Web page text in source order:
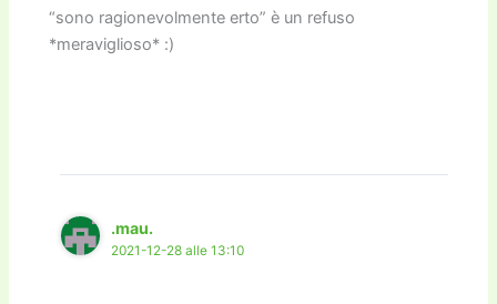
“sono ragionevolmente erto” è un refuso
*meraviglioso* :)
.mau.
2021-12-28 alle 13:10